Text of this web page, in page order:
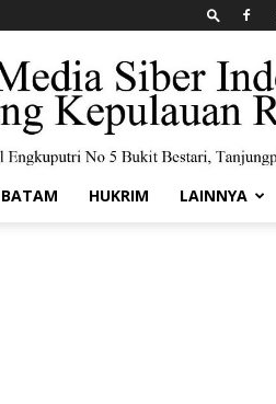
BATAM HUKRIM LAINNYA